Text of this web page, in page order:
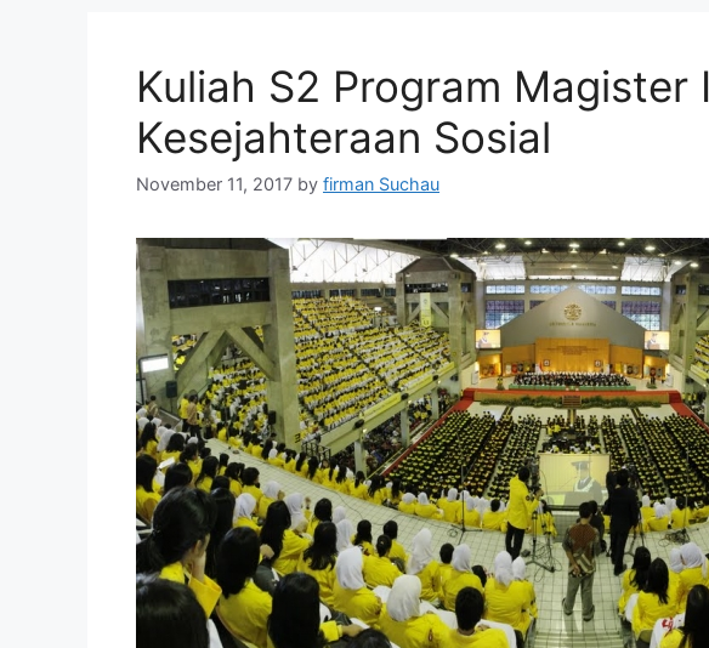
Kuliah S2 Program Magister
Kesejahteraan Sosial
November 11, 2017 by firman Suchau